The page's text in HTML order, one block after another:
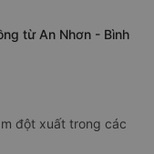
từ An Nhơn - Bình
đột xuất trong các